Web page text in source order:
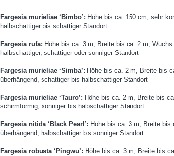
Fargesia murieliae ‘Bimbo’: Höhe bis ca. 150 cm, sehr
halbschattiger bis schattiger Standort
Fargesia rufa: Höhe bis ca. 3 m, Breite bis ca. 2 m, Wuchs
halbschattiger, schattiger oder sonniger Standort
Fargesia murieliae ‘Simba’: Höhe bis ca. 2 m, Breite bis
überhängend, schattiger bis halbschattiger Standort
Fargesia murieliae ‘Tauro’: Höhe bis ca. 2 m, Breite bis
schirmförmig, sonniger bis halbschattiger Standort
Fargesia nitida ‘Black Pearl’: Höhe bis ca. 3 m, Breite bis
überhängend, halbschattiger bis sonniger Standort
Fargesia robusta ‘Pingwu’: Höhe bis ca. 3 m, Breite bis